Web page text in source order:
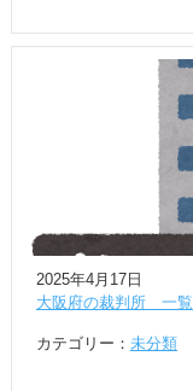
2025年4月17日
大阪府の裁判所 一覧
カテゴリー： 未分類